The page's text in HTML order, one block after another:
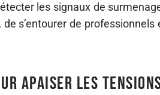
les signaux de
s’entourer de
apaiser les